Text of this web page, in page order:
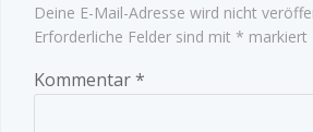
Deine E-Mail-Adresse wird nicht
Erforderliche Felder sind mit * markiert
Kommentar*